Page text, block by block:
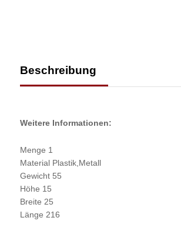
Beschreibung
Weitere Informationen:
Menge 1
Material Plastik,Metall
Gewicht 55
Höhe 15
Breite 25
Länge 216